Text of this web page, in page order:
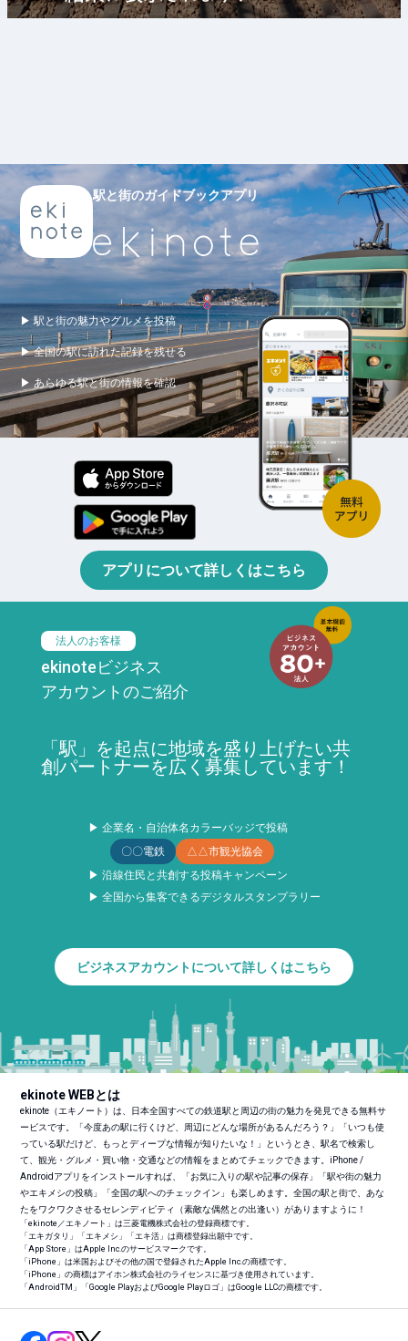
駅と街のガイドブックアプリ
▶ 駅と街の魅力やグルメを投稿
▶ 全国の駅に訪れた記録を残せる
▶ あらゆる駅と街の情報を確認
アプリについて詳しくはこちら
法人のお客様
ekinoteビジネス
アカウントのご紹介
「駅」を起点に地域を盛り上げたい共
創パートナーを広く募集しています！
▶ 企業名・自治体名カラーバッジで投稿
〇〇電鉄
△△市観光協会
▶ 沿線住民と共創する投稿キャンペーン
▶ 全国から集客できるデジタルスタンプラリー
ビジネスアカウントについて詳しくはこちら
ekinote WEBとは
ekinote（エキノート）は、日本全国すべての鉄道駅と周辺の街の魅力を発見できる無料サ
ービスです。「今度あの駅に行くけど、周辺にどんな場所があるんだろう？」「いつも使
っている駅だけど、もっとディープな情報が知りたいな！」というとき、駅名で検索し
て、観光・グルメ・買い物・交通などの情報をまとめてチェックできます。iPhone /
Androidアプリをインストールすれば、「お気に入りの駅や記事の保存」「駅や街の魅力
やエキメシの投稿」「全国の駅へのチェックイン」も楽しめます。全国の駅と街で、あな
たをワクワクさせるセレンディピティ（素敵な偶然との出逢い）がありますように！
「ekinote／エキノート」は三菱電機株式会社の登録商標です。
「エキガタリ」「エキメシ」「エキ活」は商標登録出願中です。
「App Store」はApple Inc.のサービスマークです。
「iPhone」は米国およびその他の国で登録されたApple Inc.の商標です。
「iPhone」の商標はアイホン株式会社のライセンスに基づき使用されています。
「AndroidTM 」「Google PlayおよびGoogle Playロゴ」はGoogle LLCの商標です。